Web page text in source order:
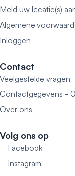
Meld uw locatie(s)
Algemene
Inloggen
Contact
Veelgestelde vragen
Contactgegevens -
Over ons
Volg ons op
Facebook
Instagram